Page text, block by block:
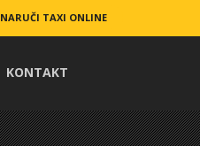
NARUČI TAXI ONLINE
KONTAKT